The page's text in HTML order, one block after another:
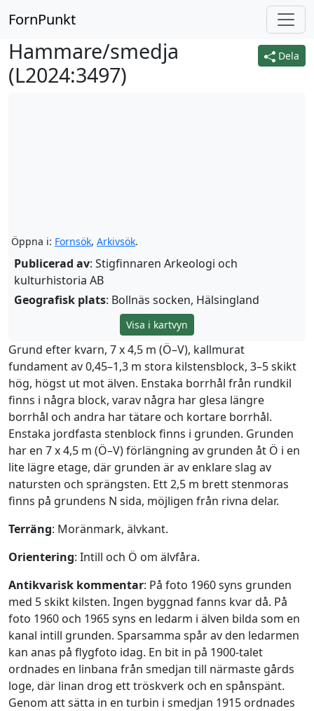
FornPunkt
Dela
Hammare/smedja
(L2024:3497)
Öppna i: Fornsök, Arkivsök.
Publicerad av: Stigfinnaren Arkeologi och
kulturhistoria AB
Geografisk plats: Bollnäs socken, Hälsingland
Visa i kartvyn
Grund efter kvarn, 7 x 4,5 m (Ö–V), kallmurat
fundament av 0,45–1,3 m stora kilstensblock, 3–5 skikt
hög, högst ut mot älven. Enstaka borrhål från rundkil
finns i några block, varav några har glesa längre
borrhål och andra har tätare och kortare borrhål.
Enstaka jordfasta stenblock finns i grunden. Grunden
har en 7 x 4,5 m (Ö–V) förlängning av grunden åt Ö i en
lite lägre etage, där grunden är av enklare slag av
natursten och sprängsten. Ett 2,5 m brett stenmoras
finns på grundens N sida, möjligen från rivna delar.
Terräng: Moränmark, älvkant.
Orientering: Intill och Ö om älvfåra.
Antikvarisk kommentar: På foto 1960 syns grunden
med 5 skikt kilsten. Ingen byggnad fanns kvar då. På
foto 1960 och 1965 syns en ledarm i älven bilda som en
kanal intill grunden. Sparsamma spår av den ledarmen
kan anas på flygfoto idag. En bit in på 1900-talet
ordnades en linbana från smedjan till närmaste gårds
loge, där linan drog ett tröskverk och en spånspänt.
Genom att sätta in en turbin i smedjan 1915 ordnades